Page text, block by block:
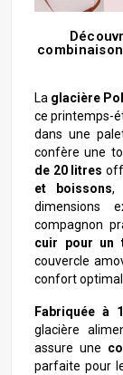
La glacière
ce printemps-
dans une
confère une
de 20 litres
et boissons,
dimensions
compagnon
cuir pour un
couvercle
confort optimal.
Fabriquée à
glacière
assure une
parfaite pour